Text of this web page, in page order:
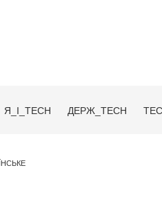
Я_І_TECH ДЕРЖ_TECH